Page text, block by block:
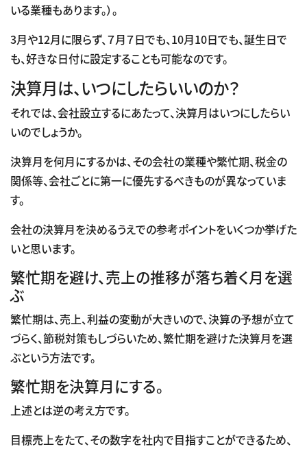
いる業種もあります。）。
3月や12月に限らず、７月７日でも、10月10日でも、誕生日で
も、好きな日付に設定することも可能なのです。
決算月は、いつにしたらいいのか？
それでは、会社設立するにあたって、決算月はいつにしたらい
いのでしょうか。
決算月を何月にするかは、その会社の業種や繁忙期、税金の
関係等、会社ごとに第一に優先するべきものが異なっていま
す。
会社の決算月を決めるうえでの参考ポイントをいくつか挙げた
いと思います。
繁忙期を避け、売上の推移が落ち着く月を選
ぶ
繁忙期は、売上、利益の変動が大きいので、決算の予想が立て
づらく、節税対策もしづらいため、繁忙期を避けた決算月を選
ぶという方法です。
繁忙期を決算月にする。
上述とは逆の考え方です。
目標売上をたて、その数字を社内で目指すことができるため、